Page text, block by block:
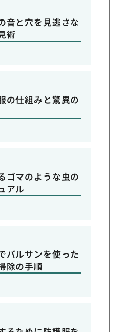
音と穴を見逃さな
術
の仕組みと驚異の
ゴマのような虫の
アル
バルサンを使った
除の手順